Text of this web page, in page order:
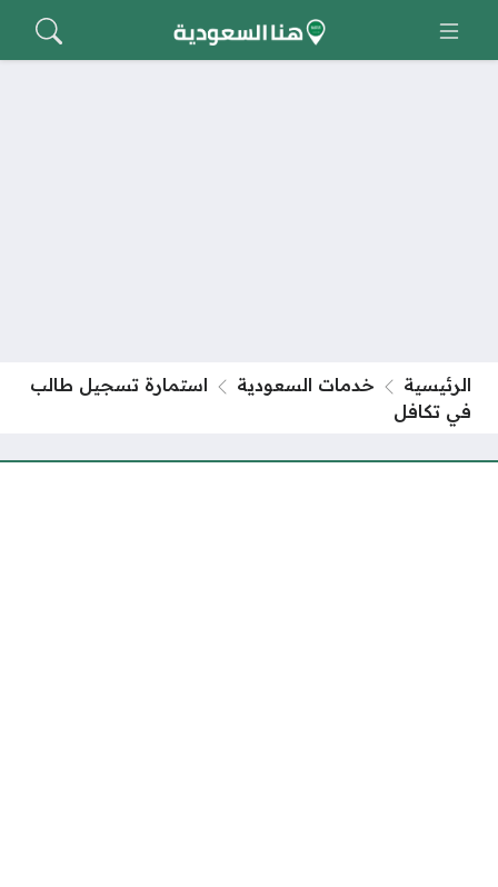
الرئيسية خدمات السعودية
استمارة تسجيل طالب
في تكافل